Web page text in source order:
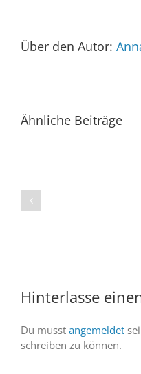
Über den Autor:
Ähnliche Beiträge
dabei
Hinterlasse
Du musst angemeldet
schreiben zu können.